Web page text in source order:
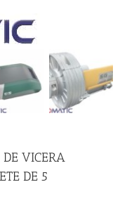
DE VICERA
DE 5